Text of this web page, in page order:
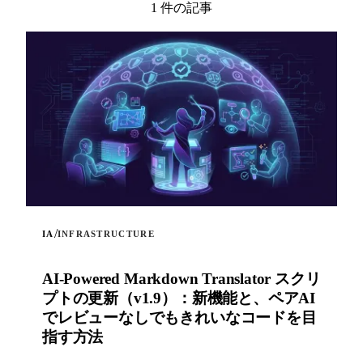
1 件の記事
IA /INFRASTRUCTURE
AI-Powered Markdown Translator スクリ
プトの更新（v1.9）：新機能と、ペアAI
でレビューなしでもきれいなコードを目
指す方法